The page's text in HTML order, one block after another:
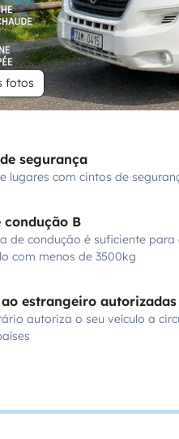
fotos
segurança
lugares com cintos de
condução B
de condução é suficiente para
com menos de 3500kg
estrangeiro autorizadas
autoriza o seu veículo a